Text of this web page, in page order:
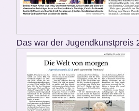
Das war der Jugendkunstpreis